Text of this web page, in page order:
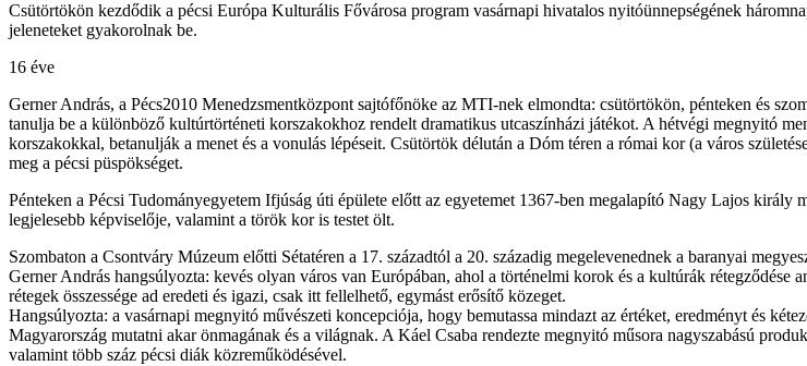
Csütörtökön kezdődik a pécsi Európa Kulturális Fővárosa program vasárnapi hivatalos nyitóünnepségének
jeleneteket gyakorolnak be.
16 éve
Gerner András, a Pécs2010 Menedzsmentközpont sajtófőnöke az MTI-nek elmondta: csütörtökön, pénteken és
tanulja be a különböző kultúrtörténeti korszakokhoz rendelt dramatikus utcaszínházi játékot. A hétvégi megnyitó
korszakokkal, betanulják a menet és a vonulás lépéseit. Csütörtök délután a Dóm téren a római kor (a város
meg a pécsi püspökséget.
Pénteken a Pécsi Tudományegyetem Ifjúság úti épülete előtt az egyetemet 1367-ben megalapító Nagy Lajos
legjelesebb képviselője, valamint a török kor is testet ölt.
Szombaton a Csontváry Múzeum előtti Sétatéren a 17. századtól a 20. századig megelevenednek a baranyai
Gerner András hangsúlyozta: kevés olyan város van Európában, ahol a történelmi korok és a kultúrák
rétegek összessége ad eredeti és igazi, csak itt fellelhető, egymást erősítő közeget.
Hangsúlyozta: a vasárnapi megnyitó művészeti koncepciója, hogy bemutassa mindazt az értéket, eredményt és
Magyarország mutatni akar önmagának és a világnak. A Káel Csaba rendezte megnyitó műsora nagyszabású
valamint több száz pécsi diák közreműködésével.